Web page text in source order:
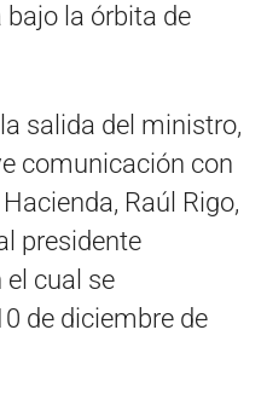
bajo la órbita de
salida del ministro,
comunicación con
Raúl Rigo,
presidente
el cual se
de diciembre de